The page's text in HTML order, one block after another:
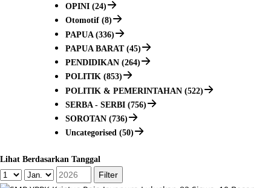
OPINI (24)
Otomotif (8)
PAPUA (336)
PAPUA BARAT (45)
PENDIDIKAN (264)
POLITIK (853)
POLITIK & PEMERINTAHAN (522)
SERBA - SERBI (756)
SOROTAN (736)
Uncategorised (50)
Lihat Berdasarkan Tanggal